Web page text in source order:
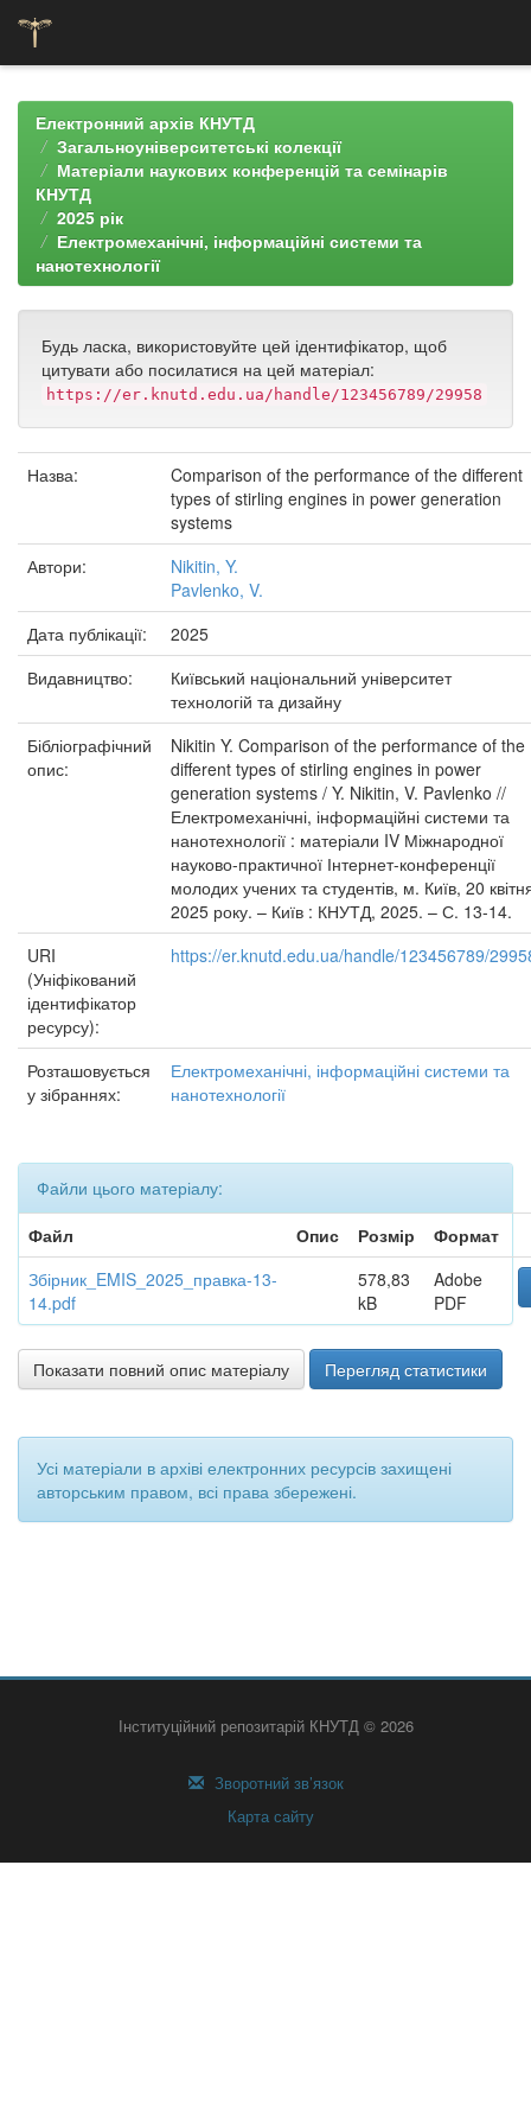
navigationЕлектронний архів КНУТД
Загальноуніверситетські колекції
Матеріали наукових конференцій та семінарів
КНУТД
2025 рік
Електромеханічні, інформаційні системи та
нанотехнології
Будь ласка, використовуйте цей ідентифікатор, щоб
цитувати або посилатися на цей матеріал:
https://er.knutd.edu.ua/handle/123456789/29958
Назва:
Comparison of the performance of the different
types of stirling engines in power generation
systems
Автори:
Nikitin, Y.
Pavlenko, V.
Дата публікації:
2025
Видавництво:
Київський національний університет
технологій та дизайну
Бібліографічний
опис:
Nikitin Y. Comparison of the performance of the
different types of stirling engines in power
generation systems / Y. Nikitin, V. Pavlenko //
Електромеханічні, інформаційні системи та
нанотехнології : матеріали IV Міжнародної
науково-практичної Інтернет-конференції
молодих учених та студентів, м. Київ, 20
2025 року. – Київ : КНУТД, 2025. – С. 13-14.
URI
(Уніфікований
ідентифікатор
ресурсу):
https://er.knutd.edu.ua/handle/123456789/
Розташовується
у зібраннях:
Електромеханічні, інформаційні системи та
нанотехнології
Файли цього матеріалу:
Файл
Опис Розмір
Формат
Збірник_EMIS_2025_правка-13-
14.pdf
578,83
kB
Adobe
PDF
Показати повний опис матеріалу Перегляд статистики
Усі матеріали в архіві електронних ресурсів захищені
авторським правом, всі права збережені.
Інституційний репозитарій КНУТД © 2026
Зворотний зв’язок
Карта сайту